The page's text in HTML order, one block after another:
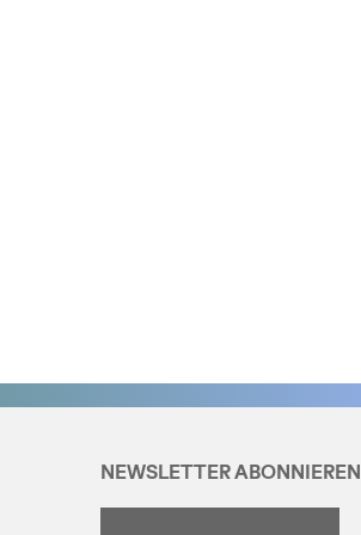
NEWSLETTER ABONNIEREN